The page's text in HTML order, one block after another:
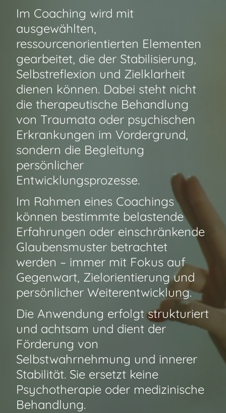
Im Coaching wird mit
ausgewählten,
ressourcenorientierten Elementen
gearbeitet, die der Stabilisierung,
Selbstreflexion und Zielklarheit
dienen können. Dabei steht nicht
die therapeutische Behandlung
von Traumata oder psychischen
Erkrankungen im Vordergrund,
sondern die Begleitung
persönlicher
Entwicklungsprozesse.
Im Rahmen eines Coachings
können bestimmte belastende
Erfahrungen oder einschränkende
Glaubensmuster betrachtet
werden – immer mit Fokus auf
Gegenwart, Zielorientierung und
persönlicher Weiterentwicklung.
Die Anwendung erfolgt strukturiert
und achtsam und dient der
Förderung von
Selbstwahrnehmung und innerer
Stabilität. Sie ersetzt keine
Psychotherapie oder medizinische
Behandlung.